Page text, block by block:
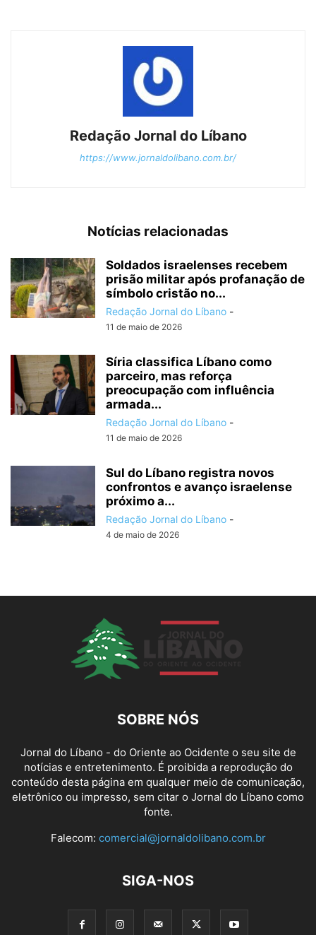
Redação Jornal do Líbano
https://www.jornaldolibano.com.br/
Notícias relacionadas
Soldados israelenses recebem
prisão militar após profanação de
símbolo cristão no...
Redação Jornal do Líbano -
11 de maio de 2026
Síria classifica Líbano como
parceiro, mas reforça
preocupação com influência
armada...
Redação Jornal do Líbano -
11 de maio de 2026
Sul do Líbano registra novos
confrontos e avanço israelense
próximo a...
Redação Jornal do Líbano -
4 de maio de 2026
SOBRE NÓS
Jornal do Líbano - do Oriente ao Ocidente o seu site de
notícias e entretenimento. É proibida a reprodução do
conteúdo desta página em qualquer meio de comunicação,
eletrônico ou impresso, sem citar o Jornal do Líbano como
fonte.
Falecom: comercial@jornaldolibano.com.br
SIGA-NOS